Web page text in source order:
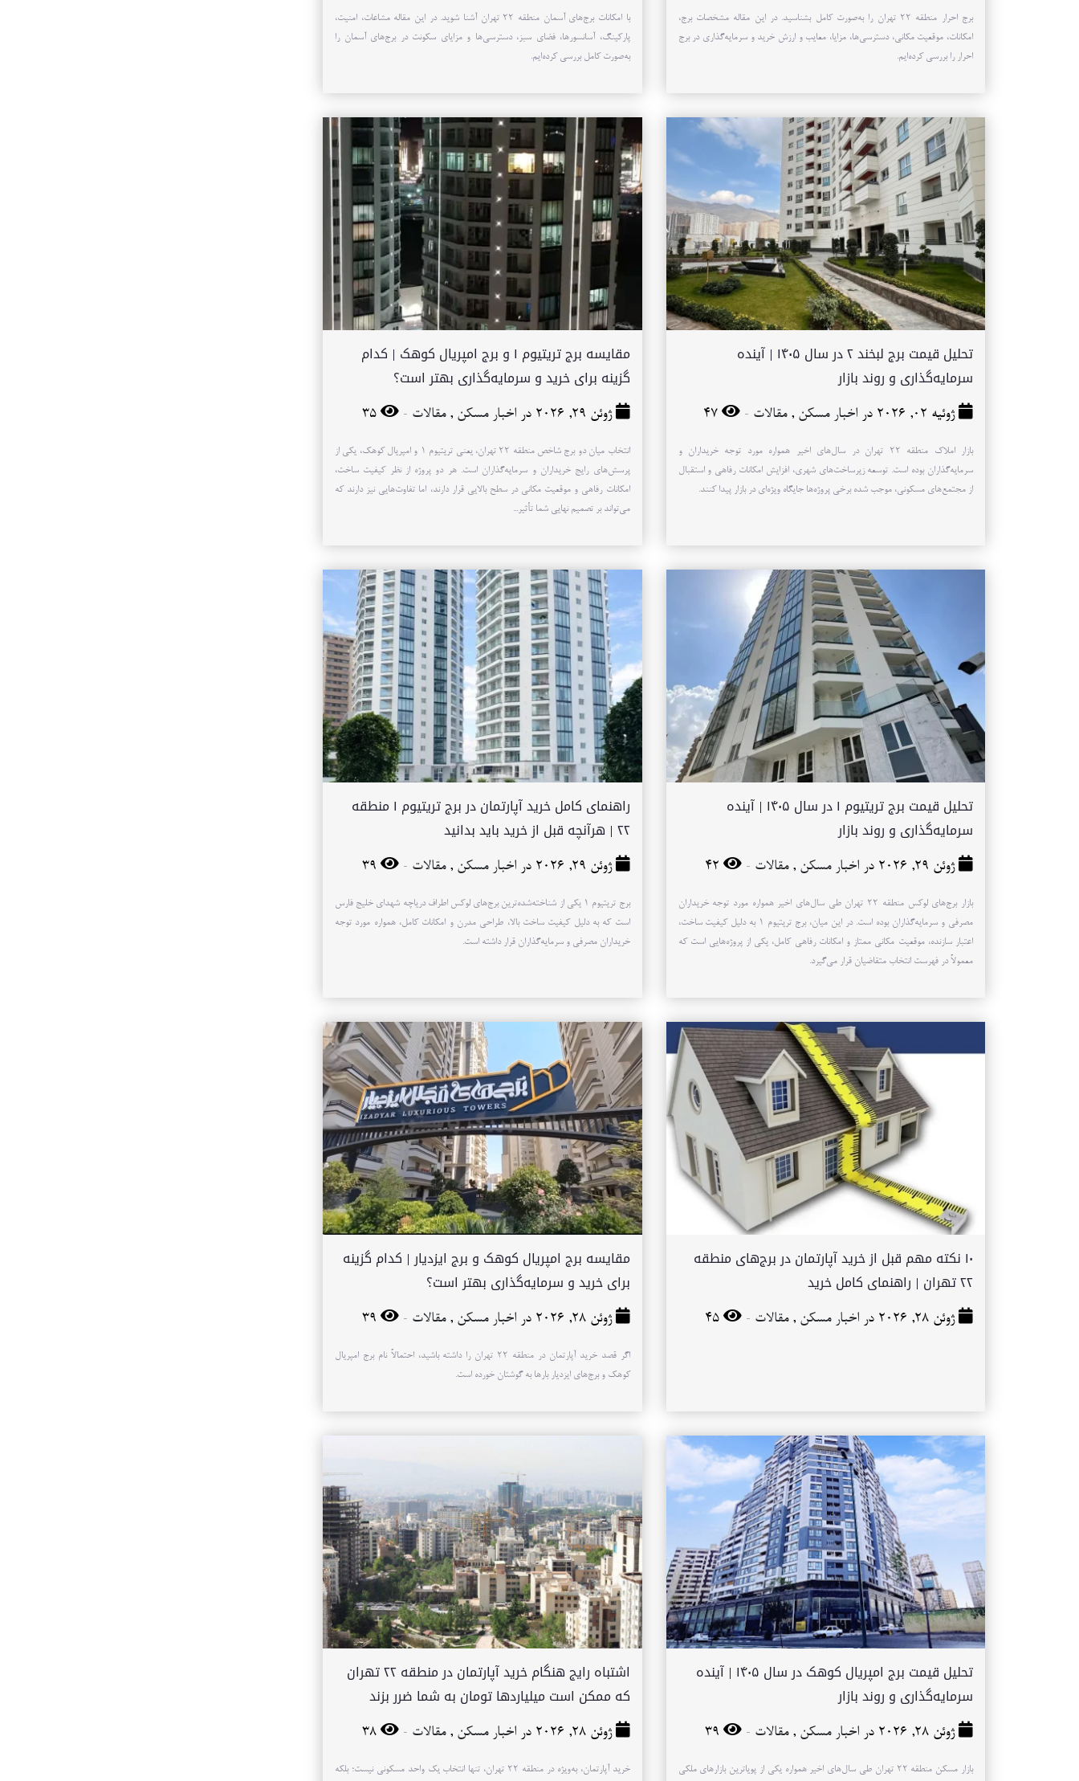
برج احرار منطقه ۲۲ تهران را به‌صورت کامل بشناسید. در این مقاله مشخصات برج،
امکانات، موقعیت مکانی، دسترسی‌ها، مزایا، معایب و ارزش خرید و سرمایه‌گذاری در برج
احرار را بررسی کرده‌ایم.
با امکانات برج‌های آسمان منطقه ۲۲ تهران آشنا شوید. در این مقاله مشاعات، امنیت،
پارکینگ، آسانسورها، فضای سبز، دسترسی‌ها و مزایای سکونت در برج‌های آسمان را
به‌صورت کامل بررسی کرده‌ایم.
تحلیل قیمت برج لبخند ۲ در سال ۱۴۰۵ | آینده
سرمایه‌گذاری و روند بازار
ژوئیه 02, 2026 در اخبار مسکن ,مقالات -
بازار املاک منطقه ۲۲ تهران در سال‌های اخیر همواره مورد توجه خریداران و
سرمایه‌گذاران بوده است. توسعه زیرساخت‌های شهری، افزایش امکانات رفاهی و استقبال
از مجتمع‌های مسکونی، موجب شده برخی پروژه‌ها جایگاه ویژه‌ای در بازار پیدا کنند.
مقایسه برج تریتیوم ۱ و برج امپریال کوهک | کدام
گزینه برای خرید و سرمایه‌گذاری بهتر است؟
ژوئن 29, 2026 در اخبار مسکن ,مقالات -
35
انتخاب میان دو برج شاخص منطقه ۲۲ تهران، یعنی تریتیوم ۱ و امپریال کوهک، یکی از
پرسش‌های رایج خریداران و سرمایه‌گذاران است. هر دو پروژه از نظر کیفیت ساخت،
امکانات رفاهی و موقعیت مکانی در سطح بالایی قرار دارند، اما تفاوت‌هایی نیز دارند که
می‌تواند بر تصمیم نهایی شما تأثیر...
تحلیل قیمت برج تریتیوم ۱ در سال ۱۴۰۵ | آینده
سرمایه‌گذاری و روند بازار
ژوئن 29, 2026 در اخبار مسکن ,مقالات -
بازار برج‌های لوکس منطقه ۲۲ تهران طی سال‌های اخیر همواره مورد توجه خریداران
مصرفی و سرمایه‌گذاران بوده است. در این میان، برج تریتیوم ۱ به دلیل کیفیت ساخت،
اعتبار سازنده، موقعیت مکانی ممتاز و امکانات رفاهی کامل، یکی از پروژه‌هایی است که
معمولاً در فهرست انتخاب متقاضیان قرار می‌گیرد.
راهنمای کامل خرید آپارتمان در برج تریتیوم ۱ منطقه
۲۲ | هرآنچه قبل از خرید باید بدانید
ژوئن 29, 2026 در اخبار مسکن ,مقالات -
برج تریتیوم ۱ یکی از شناخته‌شده‌ترین برج‌های لوکس اطراف دریاچه شهدای خلیج فارس
است که به دلیل کیفیت ساخت بالا، طراحی مدرن و امکانات کامل، همواره مورد توجه
خریداران مصرفی و سرمایه‌گذاران قرار داشته است.
۱۰ نکته مهم قبل از خرید آپارتمان در برج‌های منطقه
۲۲ تهران | راهنمای کامل خرید
ژوئن 28, 2026 در اخبار مسکن ,مقالات -
مقایسه برج امپریال کوهک و برج ایزدیار | کدام گزینه
برای خرید و سرمایه‌گذاری بهتر است؟
ژوئن 28, 2026 در اخبار مسکن ,مقالات -
اگر قصد خرید آپارتمان در منطقه ۲۲ تهران را داشته باشید، احتمالاً نام برج امپریال
کوهک و برج‌های ایزدیار بارها به گوشتان خورده است.
تحلیل قیمت برج امپریال کوهک در سال ۱۴۰۵ | آینده
سرمایه‌گذاری و روند بازار
ژوئن 28, 2026 در اخبار مسکن ,مقالات -
بازار مسکن منطقه ۲۲ تهران طی سال‌های اخیر همواره یکی از پویاترین بازارهای ملکی
اشتباه رایج هنگام خرید آپارتمان در منطقه ۲۲ تهران
که ممکن است میلیاردها تومان به شما ضرر بزند
ژوئن 28, 2026 در اخبار مسکن ,مقالات -
38
خرید آپارتمان، به‌ویژه در منطقه ۲۲ تهران، تنها انتخاب یک واحد مسکونی نیست؛ بلکه